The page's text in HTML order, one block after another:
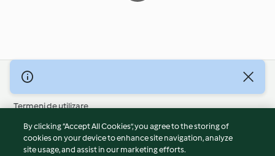
© Drepturile de autor 2026
Termeni de utilizare
Politica privind confidențialitatea
Declarație de neasumare a responsabilității
By clicking “Accept All Cookies”, you agree to the storing of
cookies on your device to enhance site navigation, analyze
site usage, and assist in our marketing efforts.